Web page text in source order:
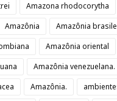
Amazona rhodocorytha
Amazônia
Amazônia
Amazônia oriental
Amazônia venezuelana.
Amazônia.